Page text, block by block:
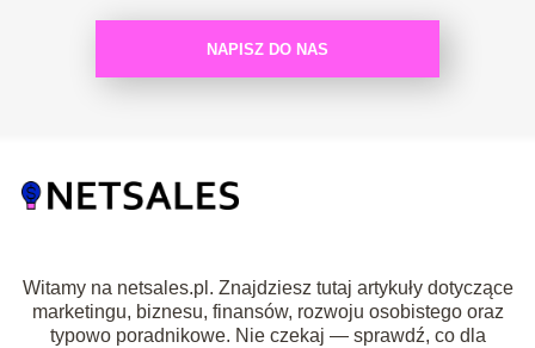
NAPISZ DO NAS
Witamy na netsales.pl. Znajdziesz tutaj artykuły dotyczące
marketingu, biznesu, finansów, rozwoju osobistego oraz
typowo poradnikowe. Nie czekaj — sprawdź, co dla